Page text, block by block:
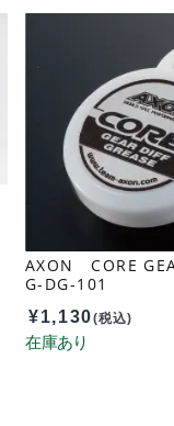
AXON CORE
G-DG-101
¥1,130(税込)